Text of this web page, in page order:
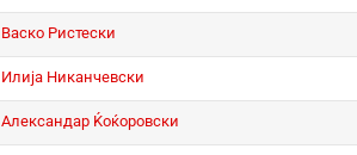
Васко Ристески
Илија Никанчевски
Александар Ќоќоровски